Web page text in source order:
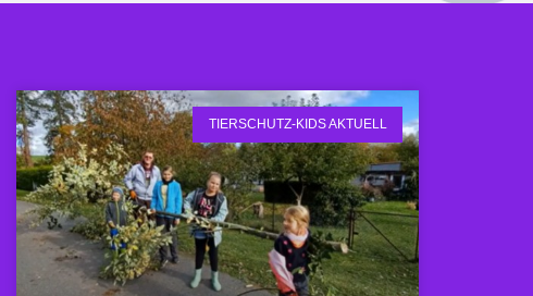
TIERSCHUTZ-KIDS AKTUELL